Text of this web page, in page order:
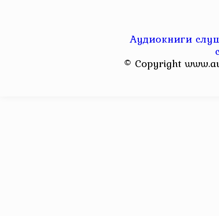
Аудиокниги
© Copyright